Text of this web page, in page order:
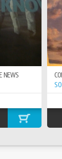
NEWS